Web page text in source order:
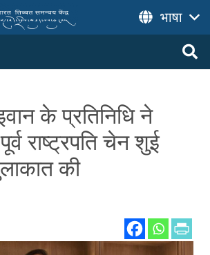
भाषा
के प्रतिनिधि ने
राष्ट्रपति चेन शुई
की